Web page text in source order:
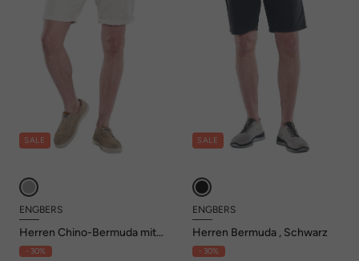
SALE
ENGBERS
Herren Chino-Bermuda mit
Tunnelzug , Hellgrau
- 30%
SALE
ENGBERS
Herren Bermuda , Schwarz
- 30%